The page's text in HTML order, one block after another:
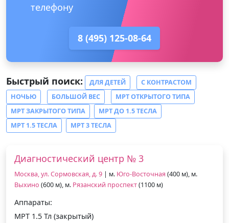
телефону
8 (495) 125-08-64
Быстрый поиск: ДЛЯ ДЕТЕЙ
С КОНТРАСТОМ
НОЧЬЮ
БОЛЬШОЙ ВЕС
МРТ ОТКРЫТОГО ТИПА
МРТ ЗАКРЫТОГО ТИПА
МРТ ДО 1.5 ТЕСЛА
МРТ 1.5 ТЕСЛА
МРТ 3 ТЕСЛА
Диагностический центр № 3
Москва, ул. Сормовская, д. 9 | м. Юго-Восточная (400 м), м.
Выхино (600 м), м. Рязанский проспект(1100 м)
Аппараты:
МРТ 1.5 Тл (закрытый)